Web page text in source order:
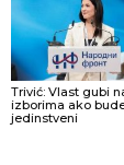
Trivić: Vlast gubi
izborima ako
jedinstveni